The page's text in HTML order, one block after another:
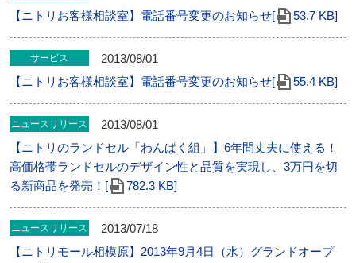
【ニトリお客様相談室】電話番号変更のお知らせ[
53.7 KB]
サービス
2013/08/01
【ニトリお客様相談室】電話番号変更のお知らせ[
55.4 KB]
ニュースリリース
2013/08/01
【ニトリのランドセル「わんぱく組」】6年間丈夫に使える！
高価格帯ランドセルのデザイン性と品質を実現し、3万円を切
る新商品を発売！[
782.3 KB]
ニュースリリース
2013/07/18
【ニトリモール相模原】2013年9月4日（水）グランドオープ